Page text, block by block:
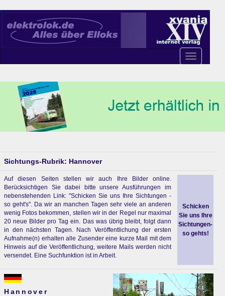
Toggle
navigation
Sichtungs-Rubrik: Hannover
Auf diesen Seiten stellen wir auch Ihre Bilder online.
Berücksichtigen Sie dabei bitte unsere Ausführungen im
nebenstehenden Link: "Schicken Sie uns Ihre Sichtungen -
so geht's". Da wir an manchen Tagen sehr viele an anderen
wenig Fotos bekommen, stellen wir in der Regel nur maximal
20 neue Bilder pro Tag ein. Das was übrig bleibt, folgt dann
in den nächsten Tagen. Nach Veröffentlichung der ersten
Aufnahme(n) erhalten alle Zusender eine kurze Mail mit dem
Hinweis auf die Veröffentlichung, weitere Mails werden nicht
versendet. Eine Suchfunktion ist in Arbeit.
Schicken
Sie uns Ihre
Sichtungen-
so gehts!
Hannover